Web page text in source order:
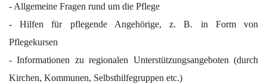
- Allgemeine Fragen rund um die Pflege
- Hilfen für pflegende Angehörige, z. B. in Form von
Pflegekursen
- Informationen zu regionalen Unterstützungsangeboten (durch
Kirchen, Kommunen, Selbsthilfegruppen etc.)